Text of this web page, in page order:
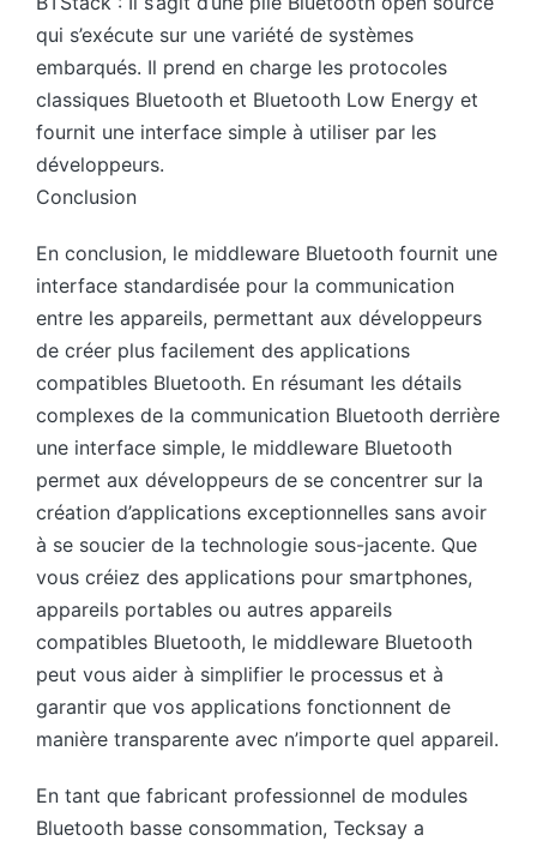
qui s’exécute sur une variété de systèmes
embarqués. Il prend en charge les protocoles
classiques Bluetooth et Bluetooth Low Energy et
fournit une interface simple à utiliser par les
développeurs.
Conclusion
En conclusion, le middleware Bluetooth fournit une
interface standardisée pour la communication
entre les appareils, permettant aux développeurs
de créer plus facilement des applications
compatibles Bluetooth. En résumant les détails
complexes de la communication Bluetooth derrière
une interface simple, le middleware Bluetooth
permet aux développeurs de se concentrer sur la
création d’applications exceptionnelles sans avoir
à se soucier de la technologie sous-jacente. Que
vous créiez des applications pour smartphones,
appareils portables ou autres appareils
compatibles Bluetooth, le middleware Bluetooth
peut vous aider à simplifier le processus et à
garantir que vos applications fonctionnent de
manière transparente avec n’importe quel appareil.
En tant que fabricant professionnel de modules
Bluetooth basse consommation, Tecksay a